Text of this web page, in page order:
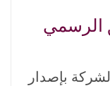
الرسمي
بإصدار